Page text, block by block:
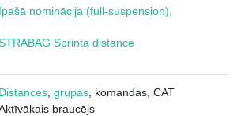
Īpašā nominācija (full-suspension),
Sprinta distance
Distances grupas , komandas, CAT
braucējs